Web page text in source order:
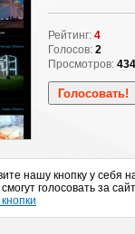
Рейтинг: 4
Голосов: 2
Просмотров:
нашу кнопку у себя
голосовать за